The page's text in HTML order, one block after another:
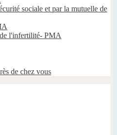
sociale et par la mutuelle de
l'infertilité- PMA
de chez vous